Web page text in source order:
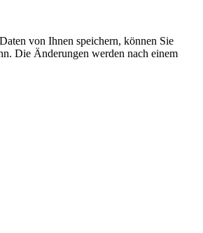
von Ihnen speichern, können Sie
Die Änderungen werden nach einem